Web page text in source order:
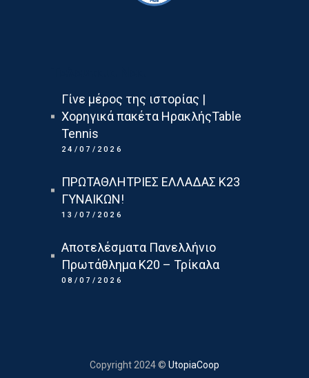
Γίνε μέρος της ιστορίας |
Χορηγικά πακέτα ΗρακλήςTable
Tennis
24/07/2026
ΠΡΩΤΑΘΛΗΤΡΙΕΣ ΕΛΛΑΔΑΣ Κ23
ΓΥΝΑΙΚΩΝ!
13/07/2026
Αποτελέσματα Πανελλήνιο
Πρωτάθλημα Κ20 – Τρίκαλα
08/07/2026
Copyright 2024 © UtopiaCoop